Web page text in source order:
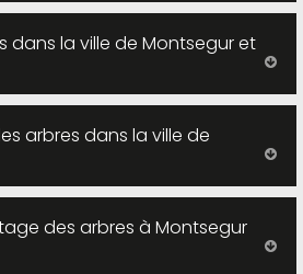
la ville de Montsegur et
arbres dans la ville de
des arbres à Montsegur